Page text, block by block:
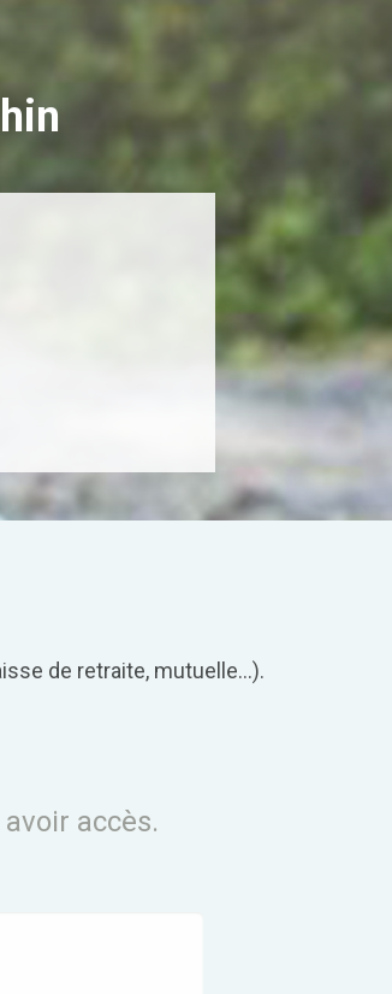
de retraite, mutuelle…).
accès.